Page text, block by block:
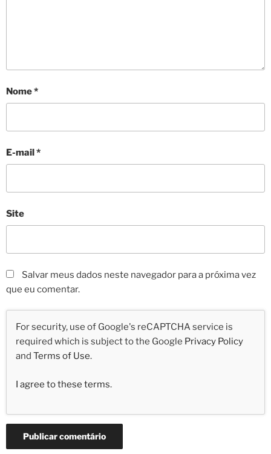
Nome*
E-mail*
Site
Salvar meus dados neste navegador para a próxima vez
que eu comentar.
For security, use of Google's reCAPTCHA service is
required which is subject to the Google Privacy Policy
and Terms of Use.
I agree to these terms.